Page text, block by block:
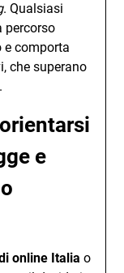
. Qualsiasi
percorso
e comporta
che superano
e
online Italia o